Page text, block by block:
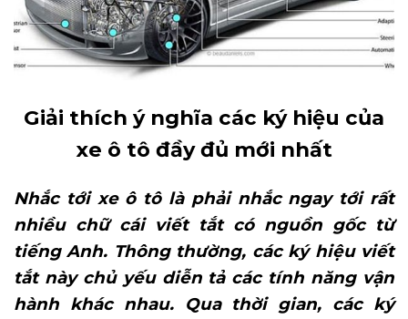
Giải thích ý nghĩa các ký hiệu của
xe ô tô đầy đủ mới nhất
Nhắc tới xe ô tô là phải nhắc ngay tới rất
nhiều chữ cái viết tắt có nguồn gốc từ
tiếng Anh. Thông thường, các ký hiệu viết
tắt này chủ yếu diễn tả các tính năng vận
hành khác nhau. Qua thời gian, các ký